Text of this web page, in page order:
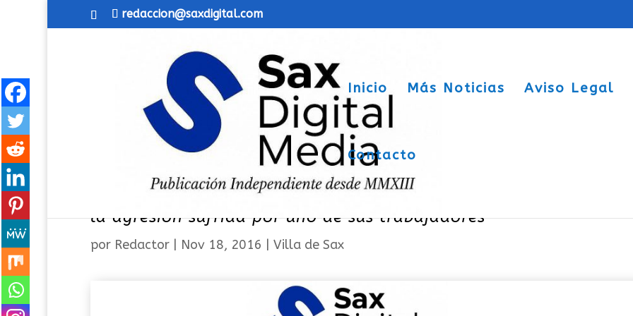
redaccion@saxdigital.com
Inicio Más Noticias Aviso Legal
Contacto
Manifiesto de Adhesión del Ayuntamiento de Sax en el Pleno
la agresión sufrida por uno de sus trabajadores
por Redactor| Nov 18, 2016 Villa de Sax